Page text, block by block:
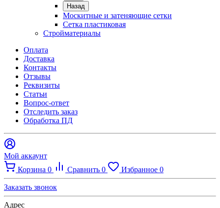
Назад
Москитные и затеняющие сетки
Сетка пластиковая
Стройматериалы
Оплата
Доставка
Контакты
Отзывы
Реквизиты
Статьи
Вопрос-ответ
Отследить заказ
Обработка ПД
Мой аккаунт
Корзина 0 Сравнить 0 Избранное 0
Заказать звонок
Адрес